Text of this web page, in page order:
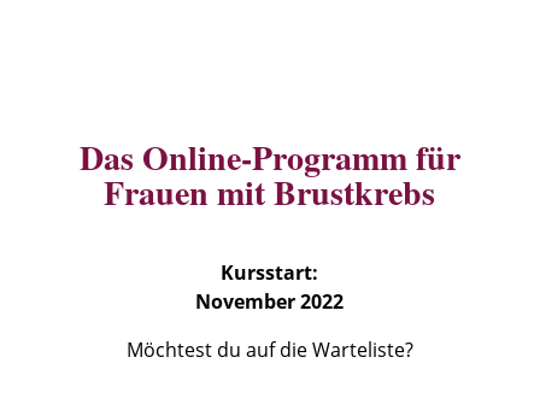
Das Online-Programm für
Frauen mit Brustkrebs
Kursstart:
November 2022
Möchtest du auf die Warteliste?